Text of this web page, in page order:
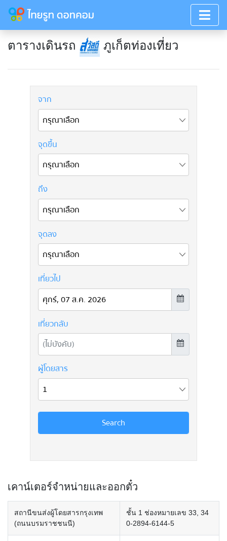
ตารางเดินรถ ภูเก็ตท่องเที่ยว
เคาน์เตอร์จำหน่ายและออกตั๋ว
สถานีขนส่งผู้โดยสารกรุงเทพ
(ถนนบรมราชชนนี)
ชั้น 1 ช่องหมายเลข 33, 34
0-2894-6144-5